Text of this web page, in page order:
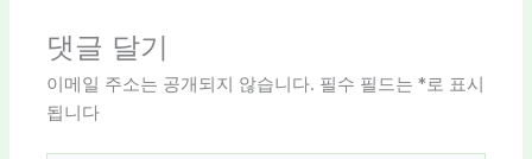
댓글 달기
이메일 주소는 공개되지 않습니다. 필수 필드는*로 표시
됩니다